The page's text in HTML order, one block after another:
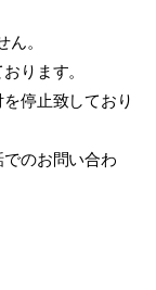
。
ります。
停止致しており
のお問い合わ